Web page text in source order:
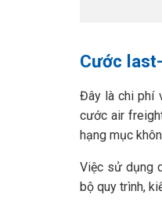
Cước
Đây là chi phí
cước air
hạng mục
Việc sử dụng
bộ quy trình,